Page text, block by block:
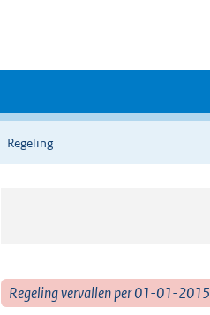
Regeling
Regeling vervallen per 01-01-2015